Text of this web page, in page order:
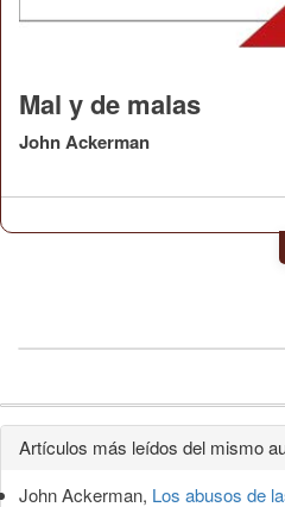
Mal y de malas
John Ackerman
Detalles
del
Artículos más leídos del mismo
John Ackerman, Los abusos de